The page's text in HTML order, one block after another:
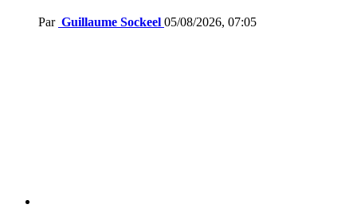
Par Guillaume Sockeel 05/08/2026, 07:05